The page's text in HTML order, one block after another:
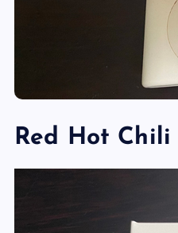
Red Hot Chili